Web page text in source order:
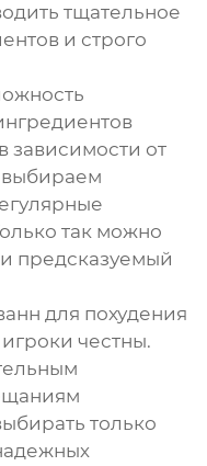
тщательное
и строго
зависимости от
так можно
предсказуемый
для похудения
честны.
только